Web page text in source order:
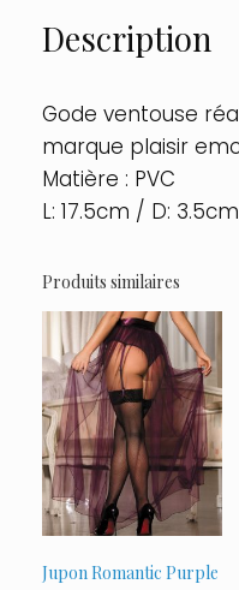
Description
Gode ventouse
marque plaisir
Matière : PVC
L: 17.5cm / D: 3.5cm
Produits similaires
Jupon Romantic Purple